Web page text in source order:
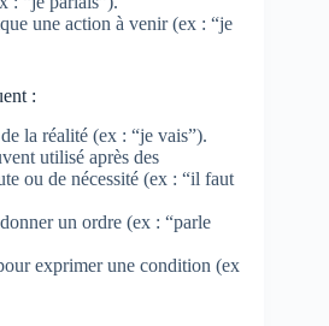
une action à venir (ex : “je
:
la réalité (ex : “je vais”).
utilisé après des
ou de nécessité (ex : “il faut
un ordre (ex : “parle
exprimer une condition (ex